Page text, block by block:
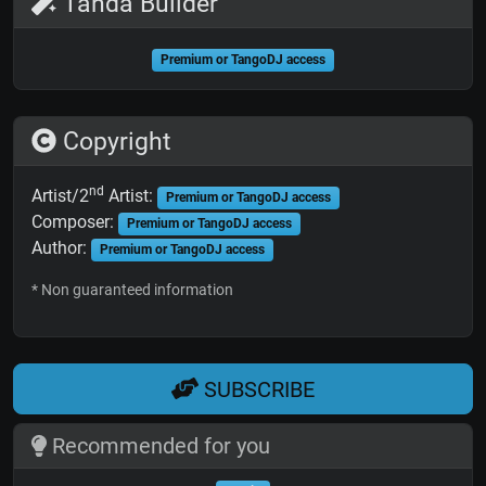
Premium or TangoDJ access
Copyright
Artist/2nd Artist: Premium or TangoDJ access
Composer: Premium or TangoDJ access
Author: Premium or TangoDJ access
* Non guaranteed information
SUBSCRIBE
Recommended for you